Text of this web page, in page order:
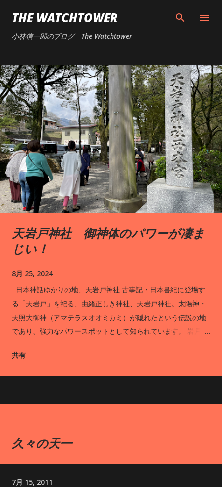
スキップしてメイン コンテンツに移動
THE WATCHTOWER
小林信一郎のブログ The Watchtower
天岩戸神社 御神体のパワーが凄ま
じい！
8月 25, 2024
日本神話ゆかりの地、天岩戸神社 古事記・日本書紀に登場す
る「天岩戸」を祀る、由緒正しき神社、天岩戸神社。太陽神・
天照大御神（アマテラスオオミカミ）が隠れたという伝説の地
であり、強力なパワースポットとして知られています。 岩戸川
を拝めるのは西本宮です。拝観は1日15回、拝殿裏の遥拝所から
せるガラス床が設置されており、スリル満点の体験ができま
御神が天岩戸に隠れて世界が闇に包まれた時、八百万の神々が
共有
久々の天一
7月 15, 2011